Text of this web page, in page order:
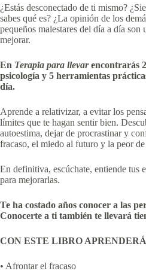
¿Estás desconectado de ti mismo?
sabes qué es? ¿La opinión de los
pequeños malestares del día a día son
mejorar.
En Terapia para llevarencontrarás
psicología y 5 herramientas
día.
Aprende a relativizar, a evitar los
límites que te hagan sentir bien.
autoestima, dejar de procrastinar y
fracaso, el miedo al futuro y la peor de
En definitiva, escúchate, entiende tus
para mejorarlas.
Te ha costado años conocer a las
Conocerte a ti también te llevará
CON ESTE LIBRO
• Afrontar el fracaso